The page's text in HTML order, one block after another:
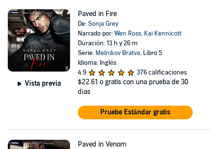
Vista previa
Paved in Fire
De:Sonja Grey
Narrado por:Wen Ross, Kai Kennicott
Duración: 13 h y 26 m
Serie: Melnikov Bratva, Libro 5
Idioma: Inglés
4.9
376 calificaciones
$22.61 o gratis con una prueba de 30
días
Pruebe Estándar gratis
Paved in Venom